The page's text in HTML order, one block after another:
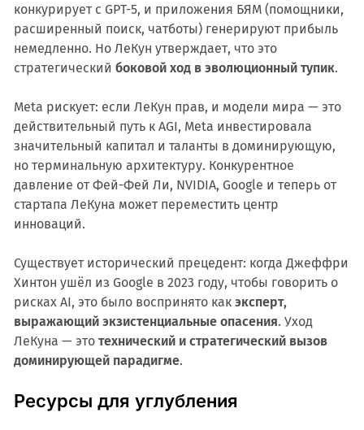
конкурирует с GPT-5, и приложения БЯМ (помощники,
расширенный поиск, чатботы) генерируют прибыль
немедленно. Но ЛеКун утверждает, что это
стратегический боковой ход в эволюционный тупик.
Meta рискует: если ЛеКун прав, и модели мира — это
действительный путь к AGI, Meta инвестировала
значительный капитал и таланты в доминирующую,
но терминальную архитектуру. Конкурентное
давление от Фей-Фей Ли, NVIDIA, Google и теперь от
стартапа ЛеКуна может переместить центр
инноваций.
Существует исторический прецедент: когда Джеффри
Хинтон ушёл из Google в 2023 году, чтобы говорить о
рисках AI, это было воспринято как эксперт,
выражающий экзистенциальные опасения. Уход
ЛеКуна — это технический и стратегический вызов
доминирующей парадигме.
Ресурсы для углубления